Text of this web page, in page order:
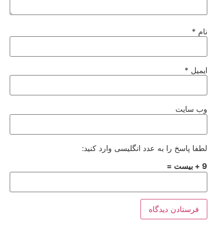
نام *
ایمیل *
وب‌ سایت
لطفا پاسخ را به عدد انگلیسی وارد کنید:
9 + بیست =